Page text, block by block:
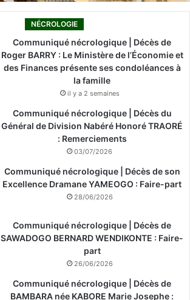
NÉCROLOGIE
Communiqué nécrologique | Décès de
Roger BARRY : Le Ministère de l’Économie et
des Finances présente ses condoléances à
la famille
il y a 2 semaines
Communiqué nécrologique | Décès du
Général de Division Nabéré Honoré TRAORÉ
: Remerciements
03/07/2026
Communiqué nécrologique | Décès de son
Excellence Dramane YAMEOGO : Faire-part
28/06/2026
Communiqué nécrologique | Décès de
SAWADOGO BERNARD WENDIKONTE : Faire-
part
26/06/2026
Communiqué nécrologique | Décès de
BAMBARA née KABORE Marie Josephe :